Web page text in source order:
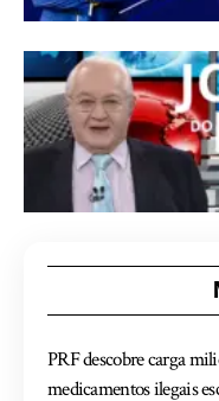
PRF descobre carga
medicamentos ilegais